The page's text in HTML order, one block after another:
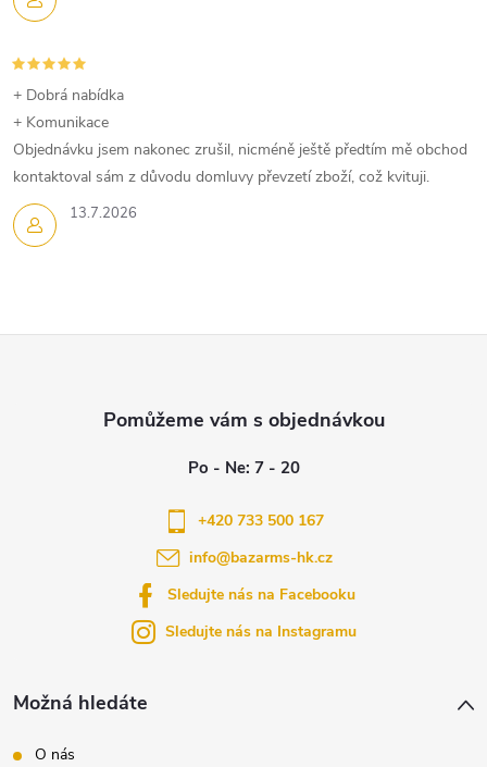
13.7.2026
+ Dobrá nabídka
+ Komunikace
Objednávku jsem nakonec zrušil, nicméně ještě předtím mě obchod
kontaktoval sám z důvodu domluvy převzetí zboží, což kvituji.
Možná hledáte
O nás
info@bazarms-hk.cz
+420 733 500 167
Sledujte nás na Facebooku
Sledujte nás na Instagramu